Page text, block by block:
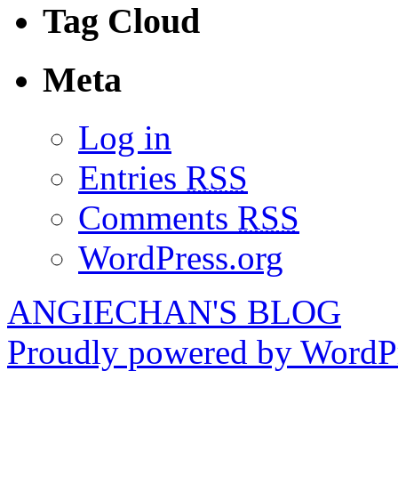
Tag Cloud
Meta
Log in
Entries RSS
Comments RSS
WordPress.org
ANGIECHAN'S BLOG
Proudly powered by